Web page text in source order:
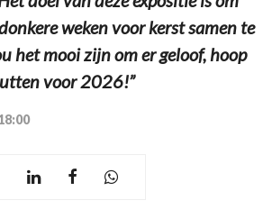
weken voor kerst samen te
het mooi zijn om er geloof, hoop
voor 2026!”